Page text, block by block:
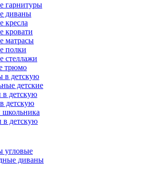
гарнитуры
диваны
кресла
кровати
матрасы
полки
стеллажи
трюмо
в детскую
детские
в детскую
детскую
школьника
детскую
угловые
диваны